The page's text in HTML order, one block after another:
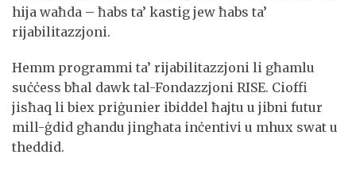
hija waħda – ħabs ta’ kastig jew ħabs ta’
rijabilitazzjoni.
Hemm programmi ta’ rijabilitazzjoni li għamlu
suċċess bħal dawk tal-Fondazzjoni RISE. Cioffi
jisħaq li biex priġunier ibiddel ħajtu u jibni futur
mill-ġdid għandu jingħata inċentivi u mhux swat u
theddid.